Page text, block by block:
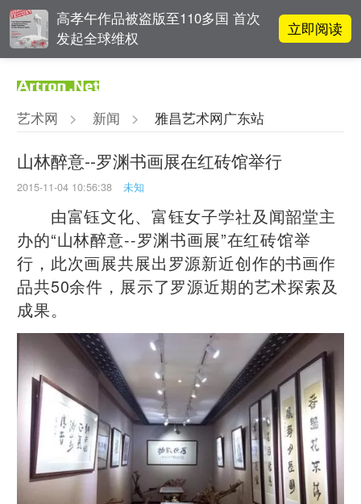
高孝午作品被盗版至110多国 首次
发起全球维权
立即阅读
界
徐冰：地球上不能解决的艺术问
题，去外太空换个新角度
艺术网 > 新闻 > 雅昌艺术网广东站
山林醉意--罗渊书画展在红砖馆举行
2015-11-04 10:56:38 未知
由富钰文化、富钰女子学社及闻韶堂主
办的“山林醉意--罗渊书画展”在红砖馆举
行，此次画展共展出罗源新近创作的书画作
品共50余件，展示了罗源近期的艺术探索及
成果。